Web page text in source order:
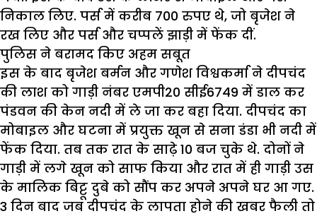
निकाल लिए. पर्स में करीब 700 रुपए थे, जो बृजेश ने
रख लिए और पर्स और चप्पलें झाड़ी में फेंक दीं.
पुलिस ने बरामद किए अहम सबूत
इस के बाद बृजेश बर्मन और गणेश विश्वकर्मा ने दीपचंद
की लाश को गाड़ी नंबर एमपी20 सीई6749 में डाल कर
पंडवन की केन नदी में ले जा कर बहा दिया. दीपचंद का
मोबाइल और घटना में प्रयुक्त खून से सना डंडा भी नदी में
फेंक दिया. तब तक रात के साढ़े 10 बज चुके थे. दोनों ने
गाड़ी में लगे खून को साफ किया और रात में ही गाड़ी उस
के मालिक बिट्टू दुबे को सौंप कर अपने अपने घर आ गए.
3 दिन बाद जब दीपचंद के लापता होने की खबर फैली तो